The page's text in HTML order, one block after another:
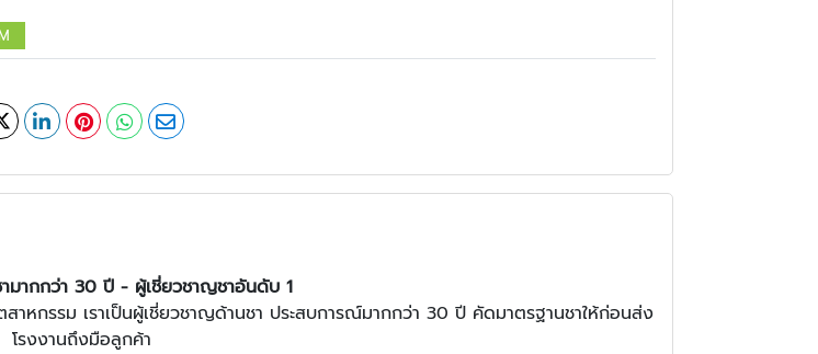
มากกว่า 30 ปี - ผู้เชี่ยวชาญชาอันดับ 1
าหกรรม เราเป็นผู้เชี่ยวชาญด้านชา ประสบการณ์มากกว่า 30 ปี คัดมาตรฐานชาให้ก่อนส่ง
โรงงานถึงมือลูกค้า